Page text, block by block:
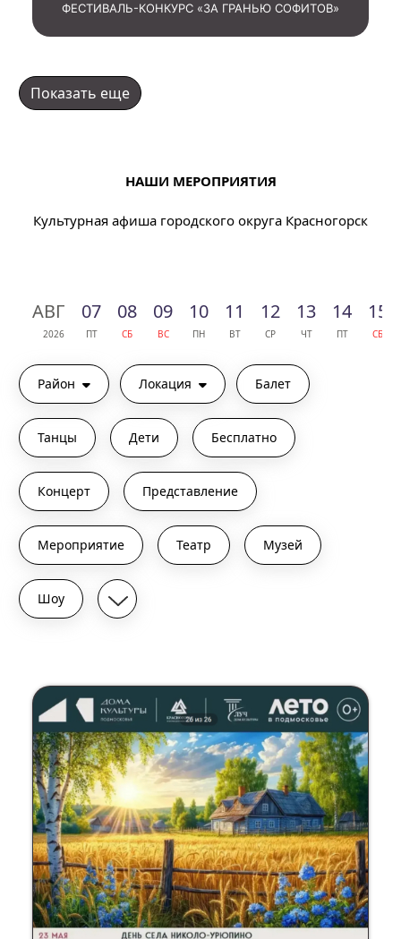
ФЕСТИВАЛЬ-КОНКУРС «ЗА ГРАНЬЮ СОФИТОВ»
Показать еще
НАШИ МЕРОПРИЯТИЯ
Культурная афиша городского округа Красногорск
АВГ
2026
07
ПТ
08
СБ
09
ВС
10
ПН
11
ВТ
12
СР
13
ЧТ
14
ПТ
15
СБ
Район Локация Балет
Танцы Дети Бесплатно
Концерт Представление
Мероприятие Театр Музей
Шоу